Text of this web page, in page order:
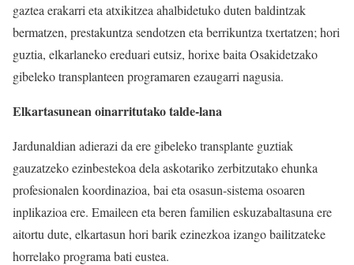
gaztea erakarri eta atxikitzea ahalbidetuko duten baldintzak
bermatzen, prestakuntza sendotzen eta berrikuntza txertatzen; hori
guztia, elkarlaneko ereduari eutsiz, horixe baita Osakidetzako
gibeleko transplanteen programaren ezaugarri nagusia.
Elkartasunean oinarritutako talde-lana
Jardunaldian adierazi da ere gibeleko transplante guztiak
gauzatzeko ezinbestekoa dela askotariko zerbitzutako ehunka
profesionalen koordinazioa, bai eta osasun-sistema osoaren
inplikazioa ere. Emaileen eta beren familien eskuzabaltasuna ere
aitortu dute, elkartasun hori barik ezinezkoa izango bailitzateke
horrelako programa bati eustea.